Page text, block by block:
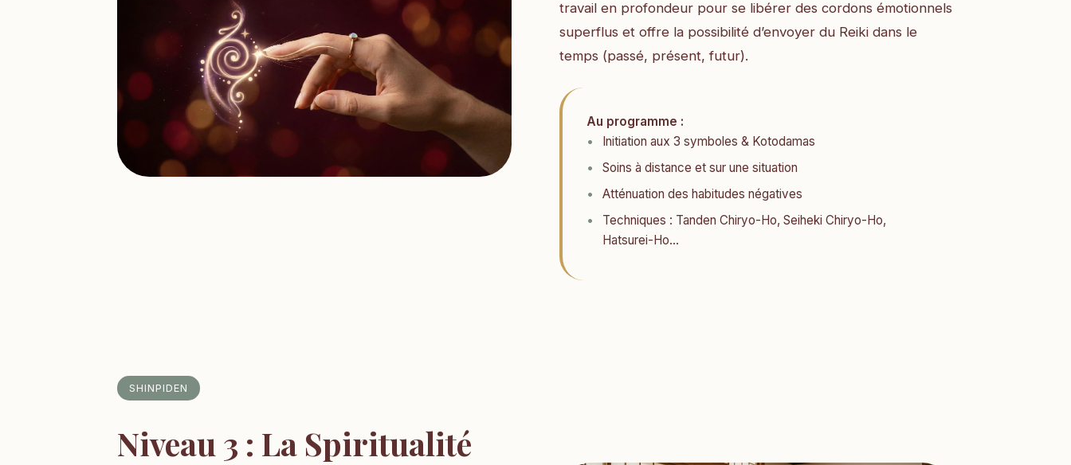
travail en profondeur pour se libérer des cordons émotionnels
superflus et offre la possibilité d’envoyer du Reiki dans le
temps (passé, présent, futur).
Au programme :
Initiation aux 3 symboles & Kotodamas
Soins à distance et sur une situation
Atténuation des habitudes négatives
Techniques : Tanden Chiryo-Ho, Seiheki Chiryo-Ho,
Hatsurei-Ho...
SHINPIDEN
Niveau 3 : La Spiritualité